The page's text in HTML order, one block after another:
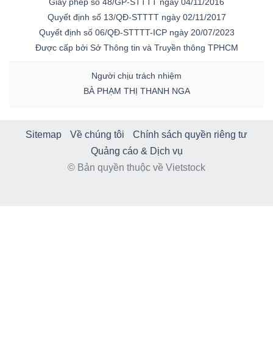
Quyết định số 13/QĐ-STTTT ngày 02/11/2017
Quyết định số 06/QĐ-STTTT-ICP ngày 20/07/2023
Được cấp bởi Sở Thông tin và Truyền thông TPHCM
Người chịu trách nhiệm
BÀ PHẠM THỊ THANH NGA
Sitemap Về chúng tôi
Chính sách quyền riêng tư
Quảng cáo & Dịch vụ
© Bản quyền thuộc về Vietstock